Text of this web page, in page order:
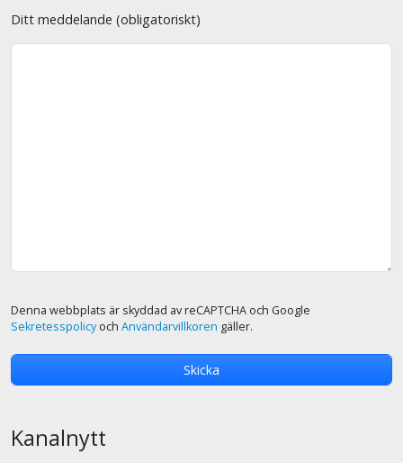
Ditt meddelande (obligatoriskt)
Denna webbplats är skyddad av reCAPTCHA och Google
Sekretesspolicyoch Användarvillkoren gäller.
Kanalnytt